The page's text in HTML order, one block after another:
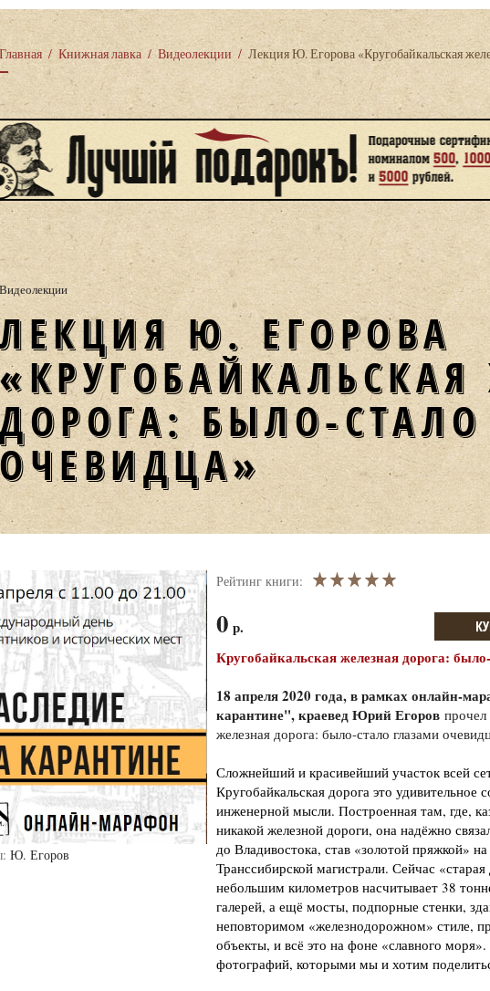
Главная / Книжная лавка / Видеолекции / Лекция Ю. Егорова «Кругобайкальская
Видеолекции
ЛЕКЦИЯ Ю. ЕГОРОВА
ДОРОГА: БЫЛО-
ОЧЕВИДЦА»
Ю. Егоров
Рейтинг книги:
0 р.
Кругобайкальская железная дорога:
18 апреля 2020 года, в рамках онлайн-
карантине", краевед Юрий Егоров
железная дорога: было-стало глазами
Сложнейший и красивейший участок всей
Кругобайкальская дорога это удивительное
инженерной мысли. Построенная там, где,
никакой железной дороги, она надёжно
до Владивостока, став «золотой пряжкой»
Транссибирской магистрали. Сейчас
небольшим километров насчитывает 38
галерей, а ещё мосты, подпорные стенки,
неповторимом «железнодорожном» стиле,
объекты, и всё это на фоне «славного
фотографий, которыми мы и хотим